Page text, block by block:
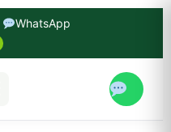
WhatsApp